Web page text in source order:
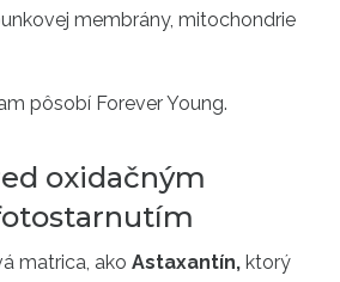
membrány, mitochondrie
pôsobí Forever Young.
oxidačným
matrica, ako Astaxantín, ktorý